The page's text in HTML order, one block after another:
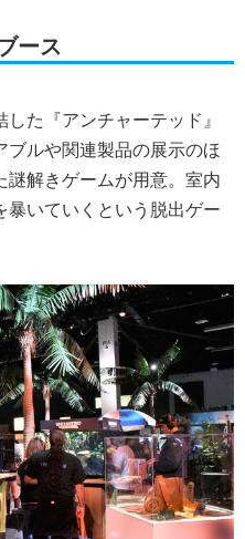
ース
た『アンチャーテッド』
ルや関連製品の展示のほ
解きゲームが用意。室内
いていくという脱出ゲー